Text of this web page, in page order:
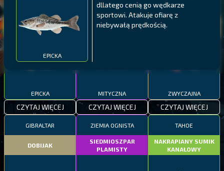
EPICKA
dllatego cenią go wędkarze
sportowi. Atakuje ofiarę z
niebywałą prędkością.
PYSZCZAK ZACHODNI
EPICKA
CZYTAJ WIĘCEJ
PÓŁNOCNE FIORDY
LING
MITYCZNA
CZYTAJ WIĘCEJ
WYSPY GALAPAGOS
MEKSYKAŃSKI
ZWYCZAJNA
CZYTAJ WIĘCEJ
GIBRALTAR
DOBIJAK
ZIEMIA OGNISTA
SIEDMIOSZPAR
PLAMISTY
TAHOE
NAKRAPIANY SUMIK
KANAŁOWY